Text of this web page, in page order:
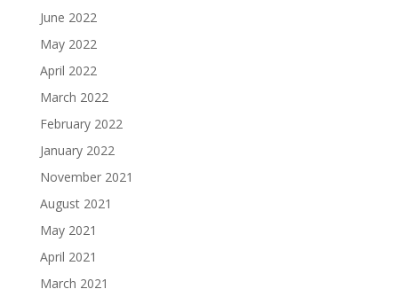
June 2022
May 2022
April 2022
March 2022
February 2022
January 2022
November 2021
August 2021
May 2021
April 2021
March 2021